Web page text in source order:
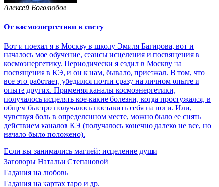
Алексей Боголюбов
От космоэнергетики к свету
Вот и поехал я в Москву в школу Эмиля Багирова, вот и
началось мое обучение, сеансы исцеления и посвящения в
космоэнергетику. Периодически я ездил в Москву на
посвящения в КЭ, и он к нам, бывало, приезжал. В том, что
все это работает, убедился почти сразу на личном опыте и
опыте других. Применяя каналы космоэнергетики,
получалось исцелять кое-какие болезни, когда простужался, в
общем быстро получалось поставить себя на ноги. Или,
чувствуя боль в определенном месте, можно было ее снять
действием каналов КЭ (получалось конечно далеко не все, но
начало было положено).
Если вы занимались магией: исцеление души
Заговоры Натальи Степановой
Гадания на любовь
Гадания на картах таро и др.